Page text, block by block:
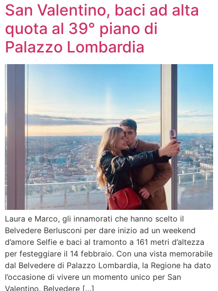
San Valentino, baci ad alta
quota al 39° piano di
Palazzo Lombardia
Laura e Marco, gli innamorati che hanno scelto il
Belvedere Berlusconi per dare inizio ad un weekend
d’amore Selfie e baci al tramonto a 161 metri d’altezza
per festeggiare il 14 febbraio. Con una vista memorabile
dal Belvedere di Palazzo Lombardia, la Regione ha dato
l’occasione di vivere un momento unico per San
Valentino. Belvedere […]